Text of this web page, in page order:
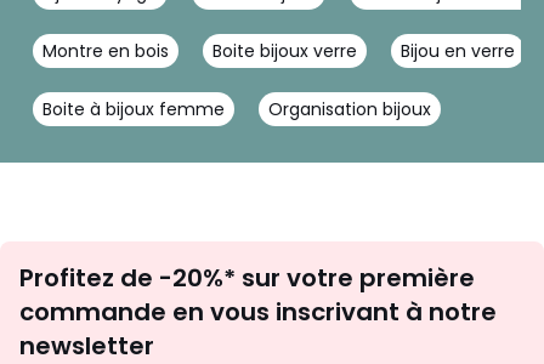
Montre en bois Boite bijoux verre Bijou en verre
Boite à bijoux femme Organisation bijoux
newsletter
Profitez de -20%* sur votre première
commande en vous inscrivant à notre
newsletter